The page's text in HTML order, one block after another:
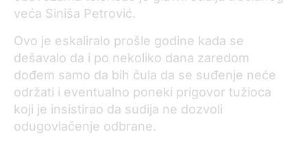
veća Siniša Petrović.
Ovo je eskaliralo prošle godine kada se
dešavalo da i po nekoliko dana zaredom
dođem samo da bih čula da se suđenje neće
održati i eventualno poneki prigovor tužioca
koji je insistirao da sudija ne dozvoli
odugovlačenje odbrane.